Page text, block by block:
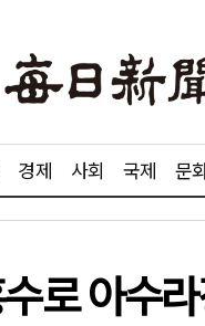
경제 사회 국제 문
로 아수